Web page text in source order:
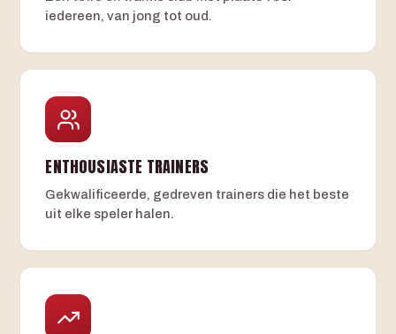
iedereen, van jong tot oud.
ENTHOUSIASTE TRAINERS
Gekwalificeerde, gedreven trainers die het beste
uit elke speler halen.